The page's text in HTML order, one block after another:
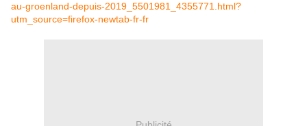
au-groenland-depuis-2019_5501981_4355771.html?
utm_source=firefox-newtab-fr-fr